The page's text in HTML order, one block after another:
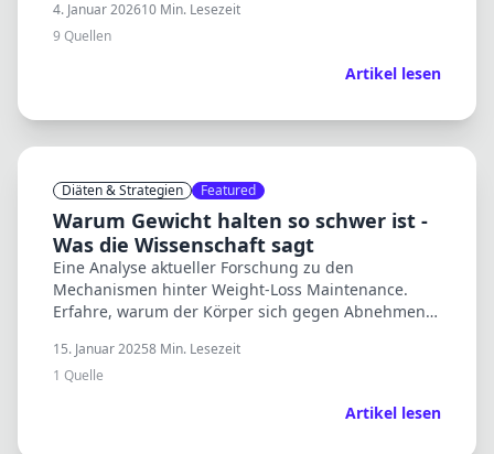
4. Januar 202610 Min. Lesezeit
9 Quellen
Artikel lesen
Diäten & Strategien Featured
Warum Gewicht halten so schwer ist -
Was die Wissenschaft sagt
Eine Analyse aktueller Forschung zu den
Mechanismen hinter Weight-Loss Maintenance.
Erfahre, warum der Körper sich gegen Abnehmen
15. Januar 20258 Min. Lesezeit
1 Quelle
Artikel lesen